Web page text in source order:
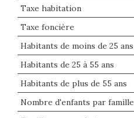
Taxe habitation
Taxe foncière
Habitants de moins de 25 ans
Habitants de 25 à 55 ans
Habitants de plus de 55 ans
Nombre d'enfants par famille